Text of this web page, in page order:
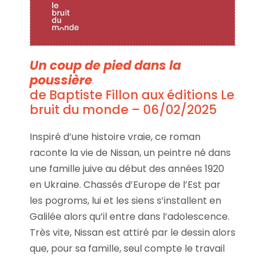
Un coup de pied dans la
poussière
de Baptiste Fillon aux éditions Le
bruit du monde – 06/02/2025
Inspiré d’une histoire vraie, ce roman
raconte la vie de Nissan, un peintre né dans
une famille juive au début des années 1920
en Ukraine. Chassés d’Europe de l’Est par
les pogroms, lui et les siens s’installent en
Galilée alors qu’il entre dans l’adolescence.
Très vite, Nissan est attiré par le dessin alors
que, pour sa famille, seul compte le travail